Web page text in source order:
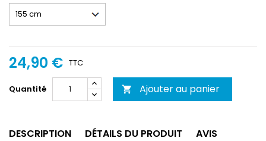
24,90 € TTC
Quantité  Ajouter au panier
DESCRIPTION DÉTAILS DU PRODUIT AVIS